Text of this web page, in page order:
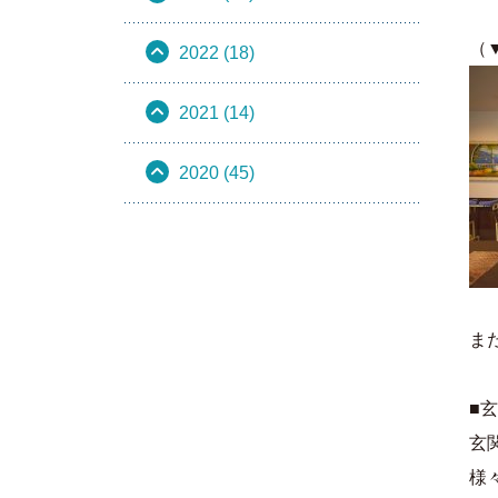
ま
■
玄
様
2022 (18)
2021 (14)
2020 (45)